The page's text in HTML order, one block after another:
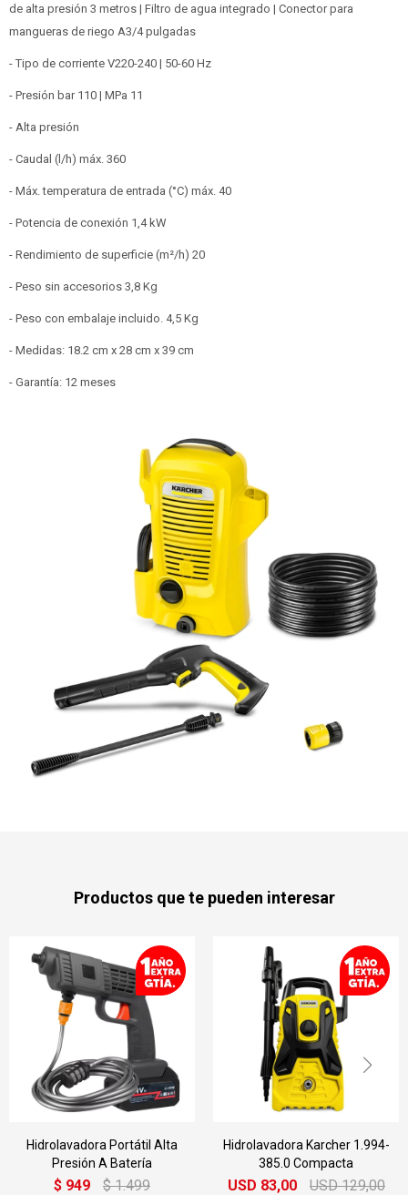
de alta presión 3 metros | Filtro de agua integrado | Conector para
mangueras de riego A3/4 pulgadas
- Tipo de corriente V220-240 | 50-60 Hz
- Presión bar 110 | MPa 11
- Alta presión
- Caudal (l/h) máx. 360
- Máx. temperatura de entrada (°C) máx. 40
- Potencia de conexión 1,4 kW
- Rendimiento de superficie (m²/h) 20
- Peso sin accesorios 3,8 Kg
- Peso con embalaje incluido. 4,5 Kg
- Medidas: 18.2 cm x 28 cm x 39 cm
- Garantía: 12 meses
Productos que te pueden interesar
Hidrolavadora Portátil Alta
Presión A Batería
$ 949 $ 1.499
Hidrolavadora Karcher 1.994-
385.0 Compacta
USD 83,00 USD 129,00